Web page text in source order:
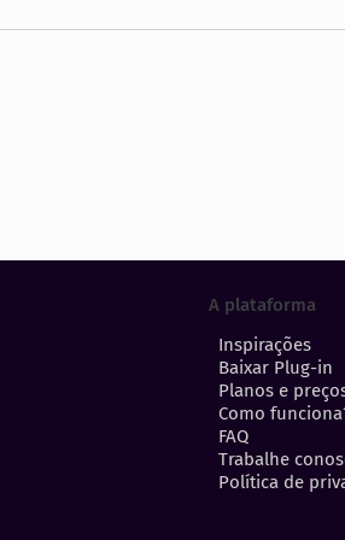
A plataforma
Inspirações
Baixar Plug-in
Planos e
Como
FAQ
Trabalhe
Política de